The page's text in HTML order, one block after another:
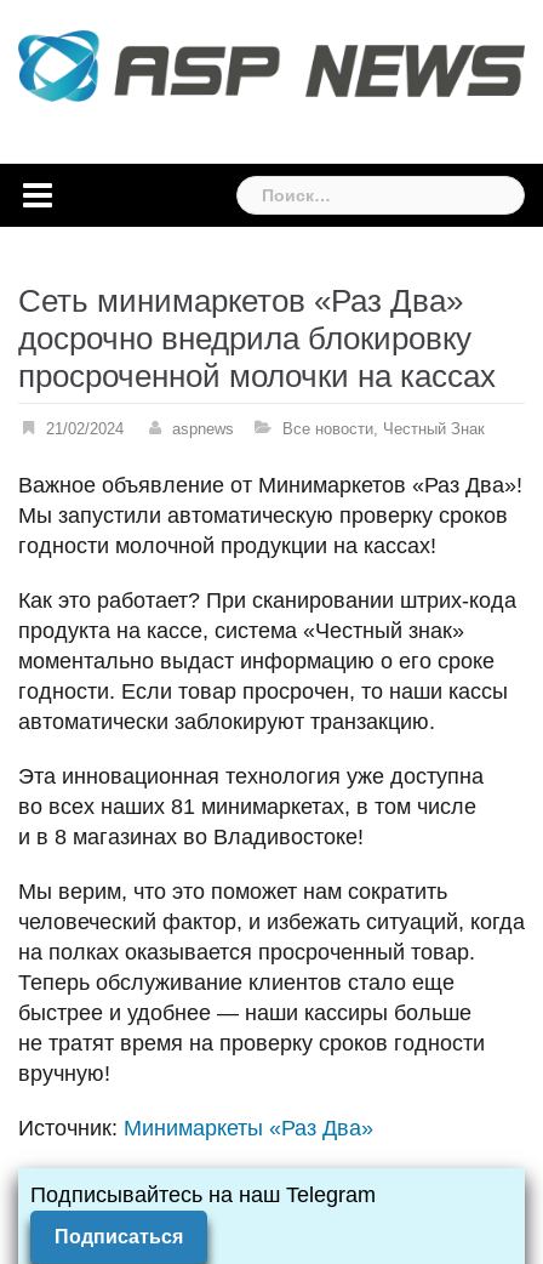
content
Найти:
Сеть минимаркетов «Раз Два»
досрочно внедрила блокировку
просроченной молочки на кассах
21/02/2024 aspnews Все новости, Честный Знак
Важное объявление от Минимаркетов «Раз Два»!
Мы запустили автоматическую проверку сроков
годности молочной продукции на кассах!
Как это работает? При сканировании штрих-кода
продукта на кассе, система «Честный знак»
моментально выдаст информацию о его сроке
годности. Если товар просрочен, то наши кассы
автоматически заблокируют транзакцию.
Эта инновационная технология уже доступна
во всех наших 81 минимаркетах, в том числе
и в 8 магазинах во Владивостоке!
Мы верим, что это поможет нам сократить
человеческий фактор, и избежать ситуаций, когда
на полках оказывается просроченный товар.
Теперь обслуживание клиентов стало еще
быстрее и удобнее — наши кассиры больше
не тратят время на проверку сроков годности
вручную!
Источник: Минимаркеты «Раз Два»
Подписывайтесь на наш Telegram
Подписаться